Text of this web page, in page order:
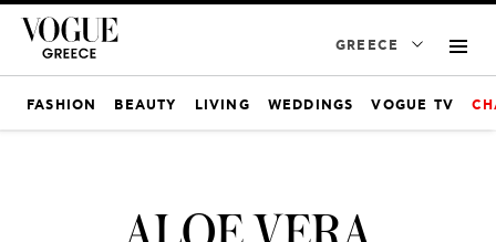
GREECE
FASHION BEAUTY LIVING WEDDINGS VOGUE TV